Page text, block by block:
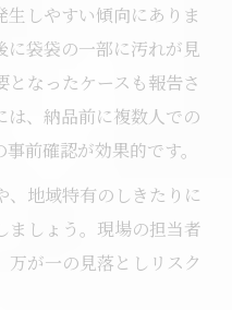
しやすい傾向にありま
に袋袋の一部に汚れが見
なったケースも報告さ
は、納品前に複数人での
前確認が効果的です。
、地域特有のしきたりに
ましょう。現場の担当者
が一の見落としリスク